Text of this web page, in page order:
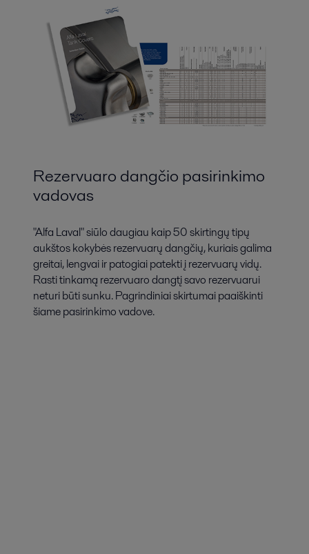
Rezervuaro dangčio pasirinkimo
vadovas
"Alfa Laval" siūlo daugiau kaip 50 skirtingų tipų
aukštos kokybės rezervuarų dangčių, kuriais galima
greitai, lengvai ir patogiai patekti į rezervuarų vidų.
Rasti tinkamą rezervuaro dangtį savo rezervuarui
neturi būti sunku. Pagrindiniai skirtumai paaiškinti
šiame pasirinkimo vadove.